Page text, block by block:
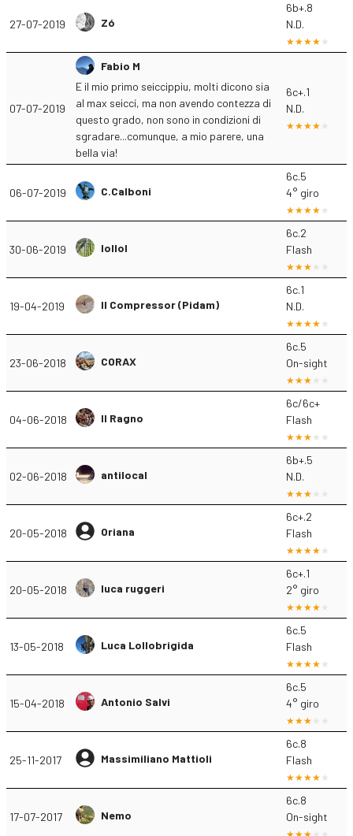
27-07-2019 Zó
6b+.8
N.D.
07-07-2019
Fabio M
E il mio primo seiccippiu, molti dicono sia
al max seiccí, ma non avendo contezza di
questo grado, non sono in condizioni di
sgradare...comunque, a mio parere, una
bella via!
6c+.1
N.D.
06-07-2019 C.Calboni
6c.5
4° giro
30-06-2019 lollol
6c.2
Flash
19-04-2019 Il Compressor (Pidam)
6c.1
N.D.
23-06-2018 CORAX
6c.5
On-sight
04-06-2018 Il Ragno
6c/6c+
Flash
02-06-2018 antilocal
6b+.5
N.D.
20-05-2018 Oriana
6c+.2
Flash
20-05-2018 luca ruggeri
6c+.1
2° giro
13-05-2018 Luca Lollobrigida
6c.5
Flash
15-04-2018 Antonio Salvi
6c.5
4° giro
25-11-2017 Massimiliano Mattioli
6c.8
Flash
17-07-2017 Nemo
6c.8
On-sight